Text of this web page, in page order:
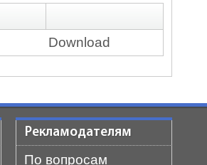
Download
Рекламодателям
По вопросам